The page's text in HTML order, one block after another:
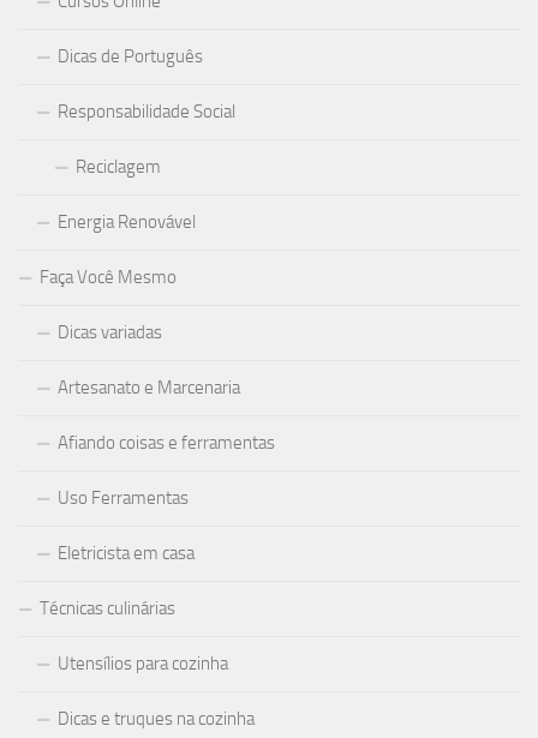
Dicas de Português
Responsabilidade Social
Reciclagem
Energia Renovável
Faça Você Mesmo
Dicas variadas
Artesanato e Marcenaria
Afiando coisas e ferramentas
Uso Ferramentas
Eletricista em casa
Técnicas culinárias
Utensílios para cozinha
Dicas e truques na cozinha